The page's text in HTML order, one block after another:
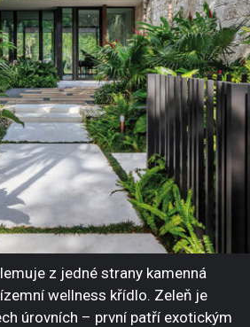
z jedné strany kamenná
wellness křídlo. Zeleň je
úrovních – první patří exotickým